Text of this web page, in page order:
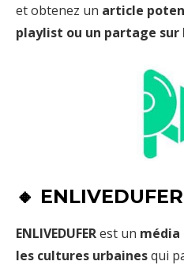
et obtenez un article
playlist ou un partage sur
🔸 ENLIVEDUFER
ENLIVEDUFERest un média
les cultures urbainesqui